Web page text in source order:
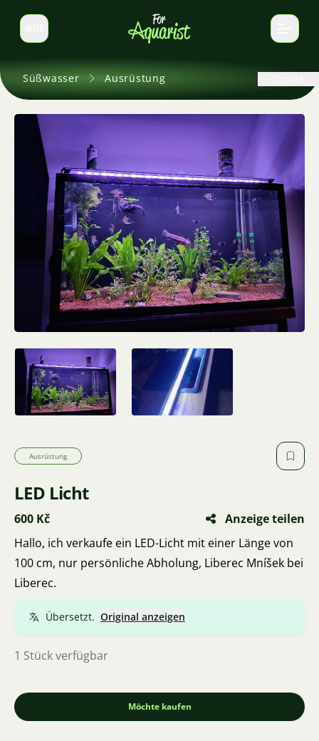
Sprache wechseln
Süßwasser Ausrüstung
Ausrüstung
LED Licht
600 Kč
Anzeige teilen
Hallo, ich verkaufe ein LED-Licht mit einer Länge von
100 cm, nur persönliche Abholung, Liberec Mníšek bei
Liberec.
Übersetzt. Original anzeigen
1 Stück verfügbar
Möchte kaufen